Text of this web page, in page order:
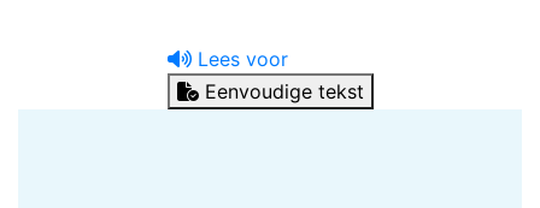
Lees voor
Eenvoudige tekst